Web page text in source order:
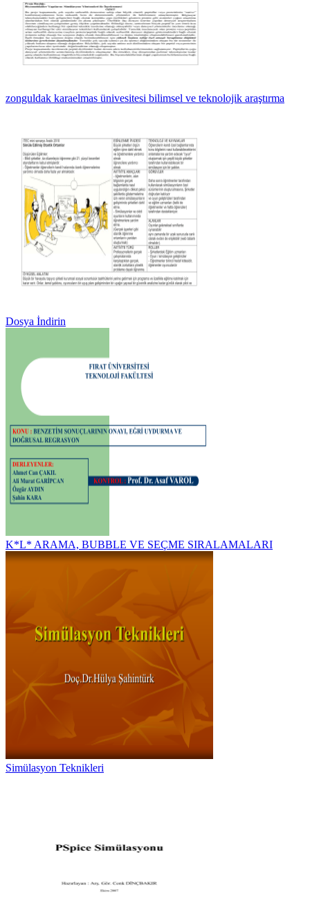
zonguldak karaelmas ünivesitesi bilimsel ve teknolojik araştırma
Dosya İndirin
K*L* ARAMA, BUBBLE VE SEÇME SIRALAMALARI
Simülasyon Teknikleri